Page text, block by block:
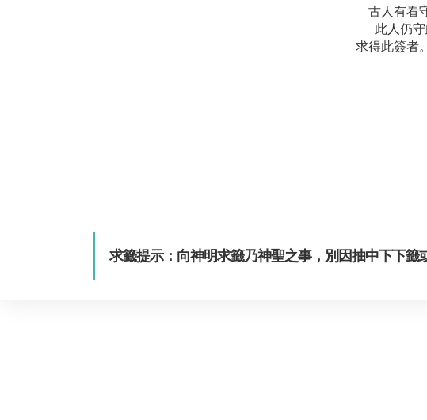
古人有看
此人仍
求得此簽者
求籤提示：向神明求籤乃神聖之事，別因抽中下下